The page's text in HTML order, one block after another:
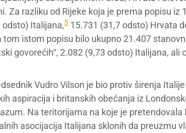
Za razliku od Rijeke koja je prema popisu
odsto) Italijana,5 15.731 (31,7 odsto) Hrvata
tom istom popisu bilo ukupno 21.407
govorećih“, 2.082 (9,73 odsto) Italijana,
Vudro Vilson je bio protiv širenja
aspiracija i britanskih obećanja iz
Na teritorijama na koje je pretendovala
asocijacija Italijana sklonih da preuzmu